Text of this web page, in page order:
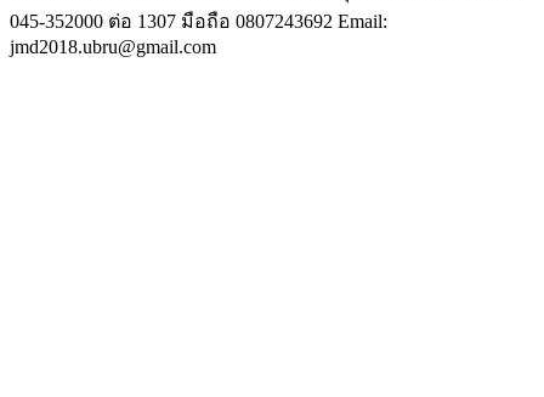
045-352000 ต่อ 1307 มือถือ 0807243692 Email:
jmd2018.ubru@gmail.com